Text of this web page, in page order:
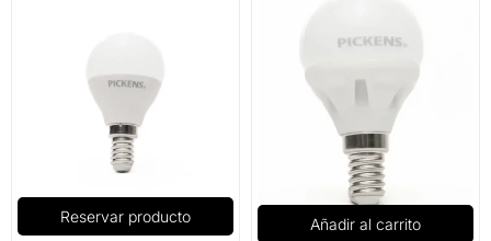
Reservar producto Añadir al carrito